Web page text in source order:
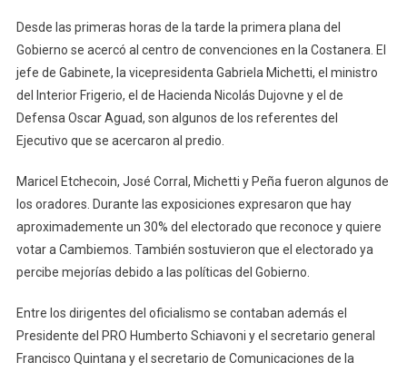
Desde las primeras horas de la tarde la primera plana del
Gobierno se acercó al centro de convenciones en la Costanera. El
jefe de Gabinete, la vicepresidenta Gabriela Michetti, el ministro
del Interior Frigerio, el de Hacienda Nicolás Dujovne y el de
Defensa Oscar Aguad, son algunos de los referentes del
Ejecutivo que se acercaron al predio.
Maricel Etchecoin, José Corral, Michetti y Peña fueron algunos de
los oradores. Durante las exposiciones expresaron que hay
aproximademente un 30% del electorado que reconoce y quiere
votar a Cambiemos. También sostuvieron que el electorado ya
percibe mejorías debido a las políticas del Gobierno.
Entre los dirigentes del oficialismo se contaban además el
Presidente del PRO Humberto Schiavoni y el secretario general
Francisco Quintana y el secretario de Comunicaciones de la